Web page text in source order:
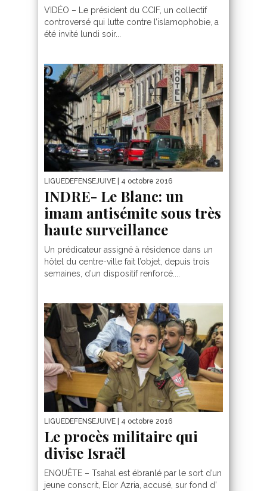
VIDÉO – Le président du CCIF, un collectif
controversé qui lutte contre l’islamophobie, a
été invité lundi soir...
LIGUEDEFENSEJUIVE | 4 octobre 2016
INDRE- Le Blanc: un
imam antisémite sous très
haute surveillance
Un prédicateur assigné à résidence dans un
hôtel du centre-ville fait l’objet, depuis trois
semaines, d’un dispositif renforcé....
LIGUEDEFENSEJUIVE | 4 octobre 2016
Le procès militaire qui
divise Israël
ENQUÊTE – Tsahal est ébranlé par le sort d’un
jeune conscrit, Elor Azria, accusé, sur fond d’